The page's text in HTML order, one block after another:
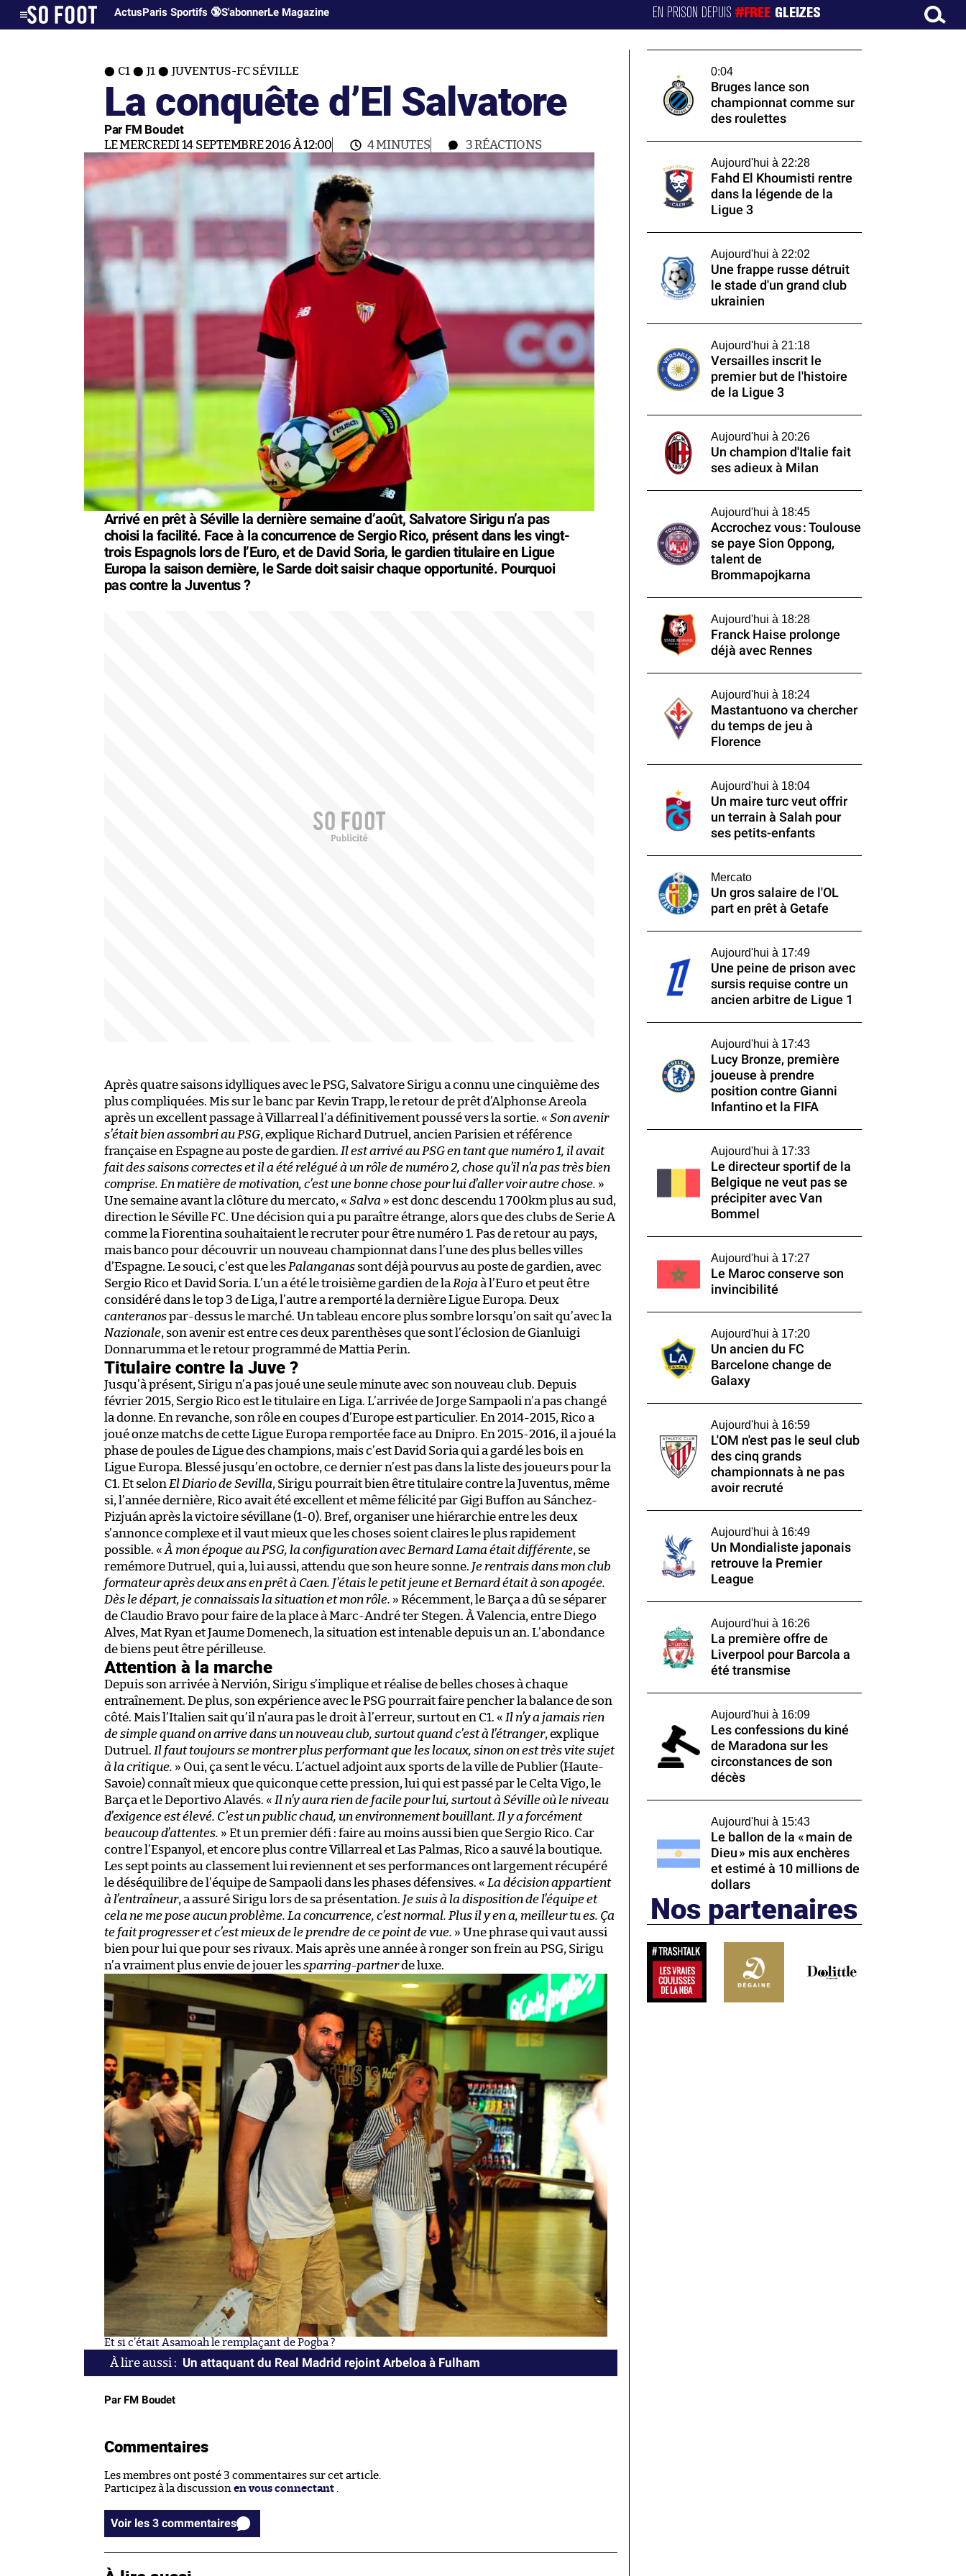
ActusParis Sportifs 🔞S'abonnerLe Magazine EN PRISON DEPUIS#FREE GLEIZES
C1 J1 JUVENTUS-FC SÉVILLE
La conquête d’El Salvatore
Par FM Boudet
LE MERCREDI 14 SEPTEMBRE 2016 À 12:00 4 MINUTES 3RÉACTIONS
Arrivé en prêt à Séville la dernière semaine d’août, Salvatore Sirigu n’a pas
choisi la facilité. Face à la concurrence de Sergio Rico, présent dans les vingt-
trois Espagnols lors de l’Euro, et de David Soria, le gardien titulaire en Ligue
Europa la saison dernière, le Sarde doit saisir chaque opportunité. Pourquoi
pas contre la Juventus ?
Après quatre saisons idylliques avec le PSG, Salvatore Sirigu a connu une cinquième des
plus compliquées. Mis sur le banc par Kevin Trapp, le retour de prêt d’Alphonse Areola
après un excellent passage à Villarreal l’a définitivement poussé vers la sortie. « Son avenir
s’était bien assombri au PSG, explique Richard Dutruel, ancien Parisien et référence
française en Espagne au poste de gardien. Il est arrivé au PSG en tant que numéro 1, il avait
fait des saisons correctes et il a été relégué à un rôle de numéro 2, chose qu’il n’a pas très bien
comprise. En matière de motivation, c’est une bonne chose pour lui d’aller voir autre chose. »
Une semaine avant la clôture du mercato, « Salva » est donc descendu 1 700km plus au sud,
direction le Séville FC. Une décision qui a pu paraître étrange, alors que des clubs de Serie A
comme la Fiorentina souhaitaient le recruter pour être numéro 1. Pas de retour au pays,
mais banco pour découvrir un nouveau championnat dans l’une des plus belles villes
d’Espagne. Le souci, c’est que les Palanganas sont déjà pourvus au poste de gardien, avec
Sergio Rico et David Soria. L’un a été le troisième gardien de la Roja à l’Euro et peut être
considéré dans le top 3 de Liga, l’autre a remporté la dernière Ligue Europa. Deux
canteranospar-dessus le marché. Un tableau encore plus sombre lorsqu’on sait qu’avec la
Nazionale, son avenir est entre ces deux parenthèses que sont l’éclosion de Gianluigi
Donnarumma et le retour programmé de Mattia Perin.
Titulaire contre la Juve ?
Jusqu’à présent, Sirigu n’a pas joué une seule minute avec son nouveau club. Depuis
février 2015, Sergio Rico est le titulaire en Liga. L’arrivée de Jorge Sampaoli n’a pas changé
la donne. En revanche, son rôle en coupes d’Europe est particulier. En 2014-2015, Rico a
joué onze matchs de cette Ligue Europa remportée face au Dnipro. En 2015-2016, il a joué la
phase de poules de Ligue des champions, mais c’est David Soria qui a gardé les bois en
Ligue Europa. Blessé jusqu’en octobre, ce dernier n’est pas dans la liste des joueurs pour la
C1. Et selon El Diario de Sevilla, Sirigu pourrait bien être titulaire contre la Juventus, même
si, l’année dernière, Rico avait été excellent et même félicité par Gigi Buffon au Sánchez-
Pizjuán après la victoire sévillane (1-0). Bref, organiser une hiérarchie entre les deux
s’annonce complexe et il vaut mieux que les choses soient claires le plus rapidement
possible. « À mon époque au PSG, la configuration avec Bernard Lama était différente, se
remémore Dutruel, qui a, lui aussi, attendu que son heure sonne. Je rentrais dans mon club
formateur après deux ans en prêt à Caen. J’étais le petit jeune et Bernard était à son apogée.
Dès le départ, je connaissais la situation et mon rôle. » Récemment, le Barça a dû se séparer
de Claudio Bravo pour faire de la place à Marc-André ter Stegen. À Valencia, entre Diego
Alves, Mat Ryan et Jaume Domenech, la situation est intenable depuis un an. L’abondance
de biens peut être périlleuse.
Attention à la marche
Depuis son arrivée à Nervión, Sirigu s’implique et réalise de belles choses à chaque
entraînement. De plus, son expérience avec le PSG pourrait faire pencher la balance de son
côté. Mais l’Italien sait qu’il n’aura pas le droit à l’erreur, surtout en C1. « Il n’y a jamais rien
de simple quand on arrive dans un nouveau club, surtout quand c’est à l’étranger, explique
Dutruel. Il faut toujours se montrer plus performant que les locaux, sinon on est très vite sujet
à la critique. » Oui, ça sent le vécu. L’actuel adjoint aux sports de la ville de Publier (Haute-
Savoie) connaît mieux que quiconque cette pression, lui qui est passé par le Celta Vigo, le
Barça et le Deportivo Alavés. « Il n’y aura rien de facile pour lui, surtout à Séville où le niveau
d’exigence est élevé. C’est un public chaud, un environnement bouillant. Il y a forcément
beaucoup d’attentes. » Et un premier défi : faire au moins aussi bien que Sergio Rico. Car
contre l’Espanyol, et encore plus contre Villarreal et Las Palmas, Rico a sauvé la boutique.
Les sept points au classement lui reviennent et ses performances ont largement récupéré
le déséquilibre de l’équipe de Sampaoli dans les phases défensives. « La décision appartient
à l’entraîneur, a assuré Sirigu lors de sa présentation. Je suis à la disposition de l’équipe et
cela ne me pose aucun problème. La concurrence, c’est normal. Plus il y en a, meilleur tu es. Ça
te fait progresser et c’est mieux de le prendre de ce point de vue. » Une phrase qui vaut aussi
bien pour lui que pour ses rivaux. Mais après une année à ronger son frein au PSG, Sirigu
n’a vraiment plus envie de jouer lessparring-partnerde luxe.
Et si c’était Asamoah le remplaçant de Pogba ?
Un attaquant du Real Madrid rejoint Arbeloa à Fulham
Par FM Boudet
Commentaires
Les membres ont posté 3 commentaires sur cet article.
Participez à la discussion en vous connectant
Voir les 3 commentaires
0:04
Bruges lance son
championnat comme sur
des roulettes
Aujourd'hui à 22:28
Fahd El Khoumisti rentre
dans la légende de la
Ligue 3
Aujourd'hui à 22:02
Une frappe russe détruit
le stade d'un grand club
ukrainien
Aujourd'hui à 21:18
Versailles inscrit le
premier but de l'histoire
de la Ligue 3
Aujourd'hui à 20:26
Un champion d'Italie fait
ses adieux à Milan
Aujourd'hui à 18:45
Accrochez vous : Toulouse
se paye Sion Oppong,
talent de
Brommapojkarna
Aujourd'hui à 18:28
Franck Haise prolonge
déjà avec Rennes
Aujourd'hui à 18:24
Mastantuono va chercher
du temps de jeu à
Florence
Aujourd'hui à 18:04
Un maire turc veut offrir
un terrain à Salah pour
ses petits-enfants
Mercato
Un gros salaire de l'OL
part en prêt à Getafe
Aujourd'hui à 17:49
Une peine de prison avec
sursis requise contre un
ancien arbitre de Ligue 1
Aujourd'hui à 17:43
Lucy Bronze, première
joueuse à prendre
position contre Gianni
Infantino et la FIFA
Aujourd'hui à 17:33
Le directeur sportif de la
Belgique ne veut pas se
précipiter avec Van
Bommel
Aujourd'hui à 17:27
Le Maroc conserve son
invincibilité
Aujourd'hui à 17:20
Un ancien du FC
Barcelone change de
Galaxy
Aujourd'hui à 16:59
L'OM n'est pas le seul club
des cinq grands
championnats à ne pas
avoir recruté
Aujourd'hui à 16:49
Un Mondialiste japonais
retrouve la Premier
League
Aujourd'hui à 16:26
La première offre de
Liverpool pour Barcola a
été transmise
Aujourd'hui à 16:09
Les confessions du kiné
de Maradona sur les
circonstances de son
décès
Aujourd'hui à 15:43
Le ballon de la « main de
Dieu » mis aux enchères
et estimé à 10 millions de
dollars
Nos partenaires